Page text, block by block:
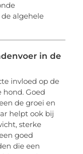
de algehele
in de
invloed op de
Goed
de groei en
helpt ook bij
sterke
goed
die een